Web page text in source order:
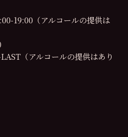
19:00（アルコールの提供は
（アルコールの提供はあり